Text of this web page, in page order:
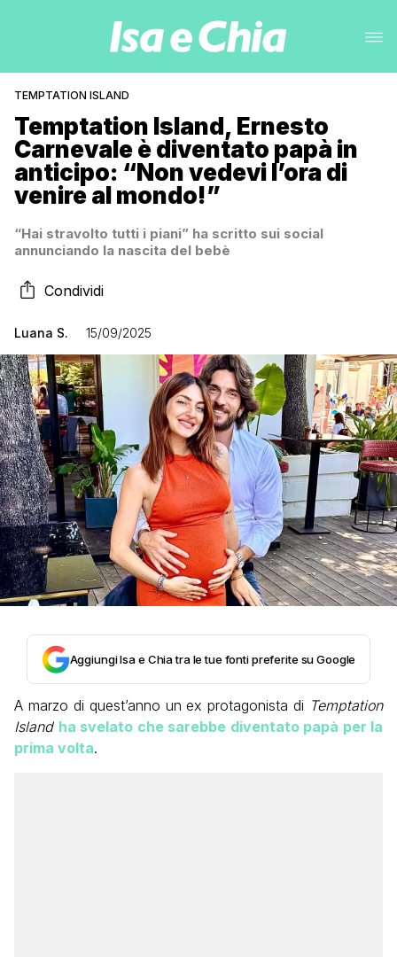
TEMPTATION ISLAND
Temptation Island, Ernesto
Carnevale è diventato papà in
anticipo: “Non vedevi l’ora di
venire al mondo!”
“Hai stravolto tutti i piani” ha scritto sui social
annunciando la nascita del bebè
Condividi
Luana S. 15/09/2025
Aggiungi Isa e Chia tra le tue fonti preferite su Google
A marzo di quest’anno un ex protagonista di Temptation
Island ha svelato che sarebbe diventato papà per la
prima volta.